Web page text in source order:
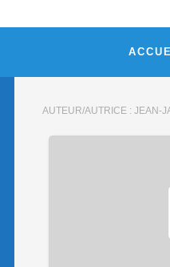
AUTEUR/AUTRICE : JEAN-